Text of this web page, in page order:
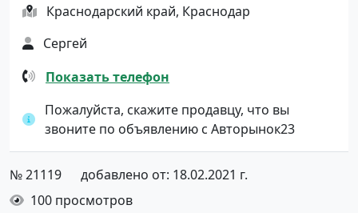
Краснодарский край, Краснодар
Сергей
Показать телефон
Пожалуйста, скажите продавцу, что вы
звоните по объявлению с Авторынок23
№ 21119
добавлено от: 18.02.2021 г.
100 просмотров